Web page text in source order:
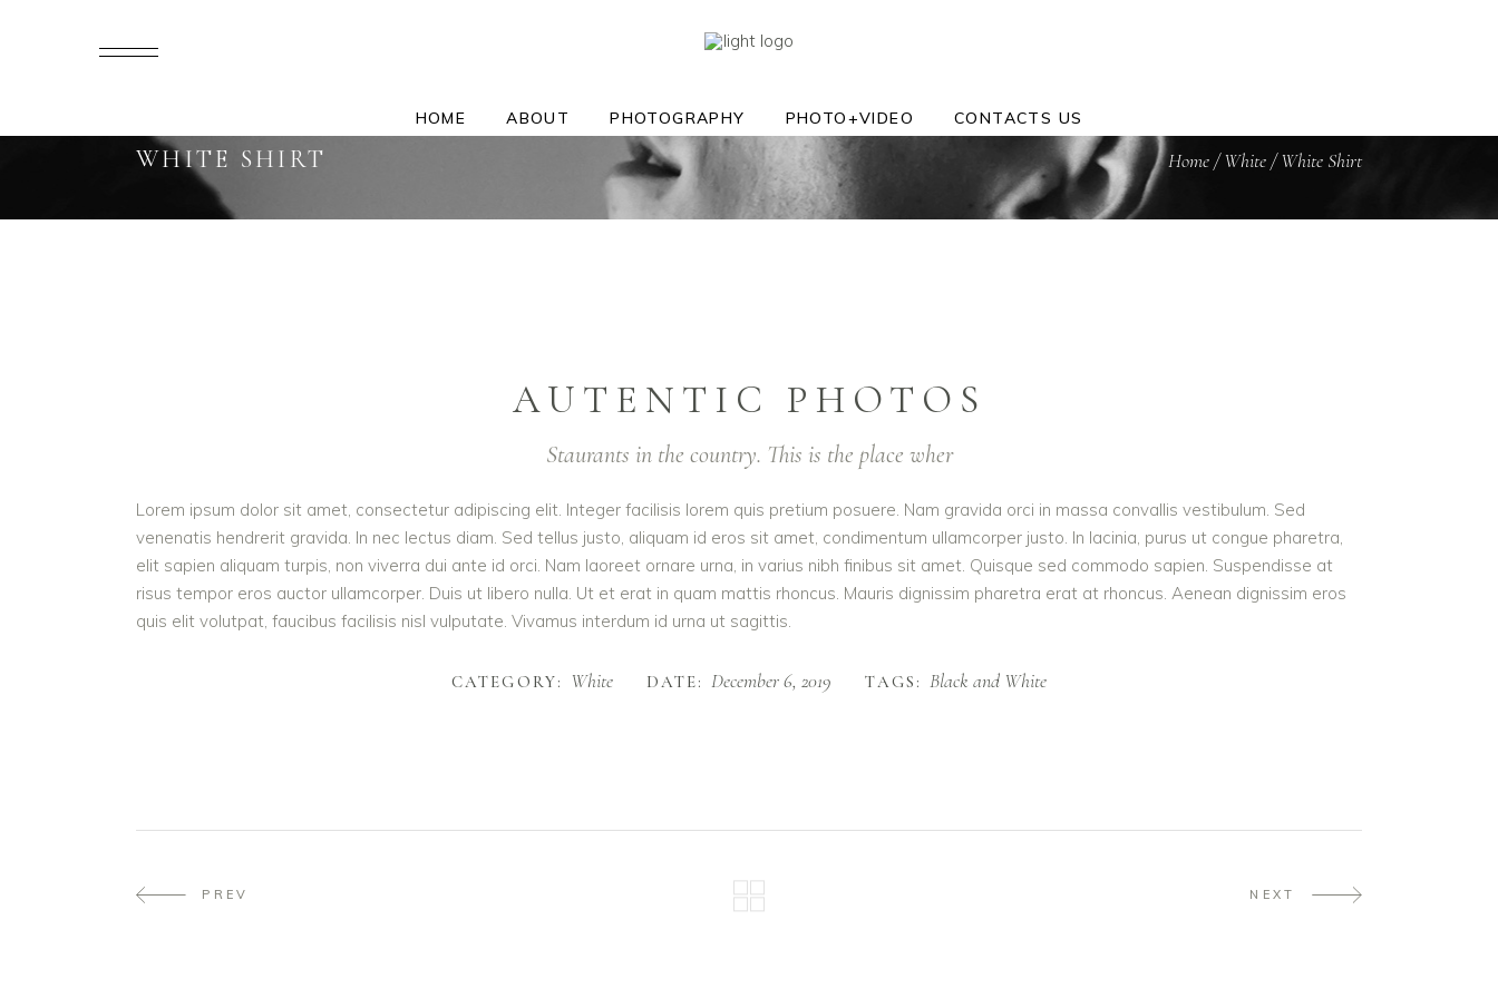
HOME ABOUT PHOTOGRAPHY PHOTO+VIDEO CONTACTS US
WHITE SHIRT Home/White/White Shirt
AUTENTIC PHOTOS
Staurants in the country. This is the place wher
Lorem ipsum dolor sit amet, consectetur adipiscing elit. Integer facilisis lorem quis pretium posuere. Nam gravida orci in massa convallis vestibulum. Sed
venenatis hendrerit gravida. In nec lectus diam. Sed tellus justo, aliquam id eros sit amet, condimentum ullamcorper justo. In lacinia, purus ut congue pharetra,
elit sapien aliquam turpis, non viverra dui ante id orci. Nam laoreet ornare urna, in varius nibh finibus sit amet. Quisque sed commodo sapien. Suspendisse at
risus tempor eros auctor ullamcorper. Duis ut libero nulla. Ut et erat in quam mattis rhoncus. Mauris dignissim pharetra erat at rhoncus. Aenean dignissim eros
quis elit volutpat, faucibus facilisis nisl vulputate. Vivamus interdum id urna ut sagittis.
CATEGORY: White DATE: December 6, 2019 TAGS: Black and White
PREV NEXT